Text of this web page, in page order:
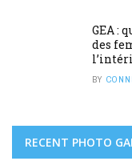
GEA :
des
BY
RECENT PHOTO